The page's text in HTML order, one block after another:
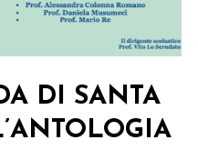
DI SANTA